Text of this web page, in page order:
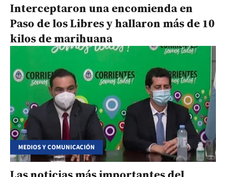
Interceptaron una encomienda en
Paso de los Libres y hallaron más de 10
kilos de marihuana
MEDIOS Y COMUNICACIÓN